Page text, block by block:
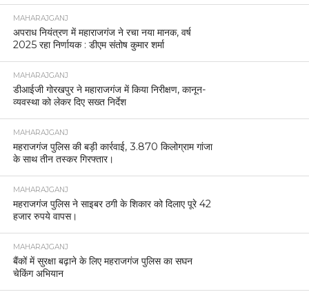
MAHARAJGANJ
अपराध नियंत्रण में महाराजगंज ने रचा नया मानक, वर्ष
2025 रहा निर्णायक : डीएम संतोष कुमार शर्मा
MAHARAJGANJ
डीआईजी गोरखपुर ने महाराजगंज में किया निरीक्षण, कानून-
व्यवस्था को लेकर दिए सख्त निर्देश
MAHARAJGANJ
महराजगंज पुलिस की बड़ी कार्रवाई, 3.870 किलोग्राम गांजा
के साथ तीन तस्कर गिरफ्तार।
MAHARAJGANJ
महराजगंज पुलिस ने साइबर ठगी के शिकार को दिलाए पूरे 42
हजार रुपये वापस।
MAHARAJGANJ
बैंकों में सुरक्षा बढ़ाने के लिए महराजगंज पुलिस का सघन
चेकिंग अभियान